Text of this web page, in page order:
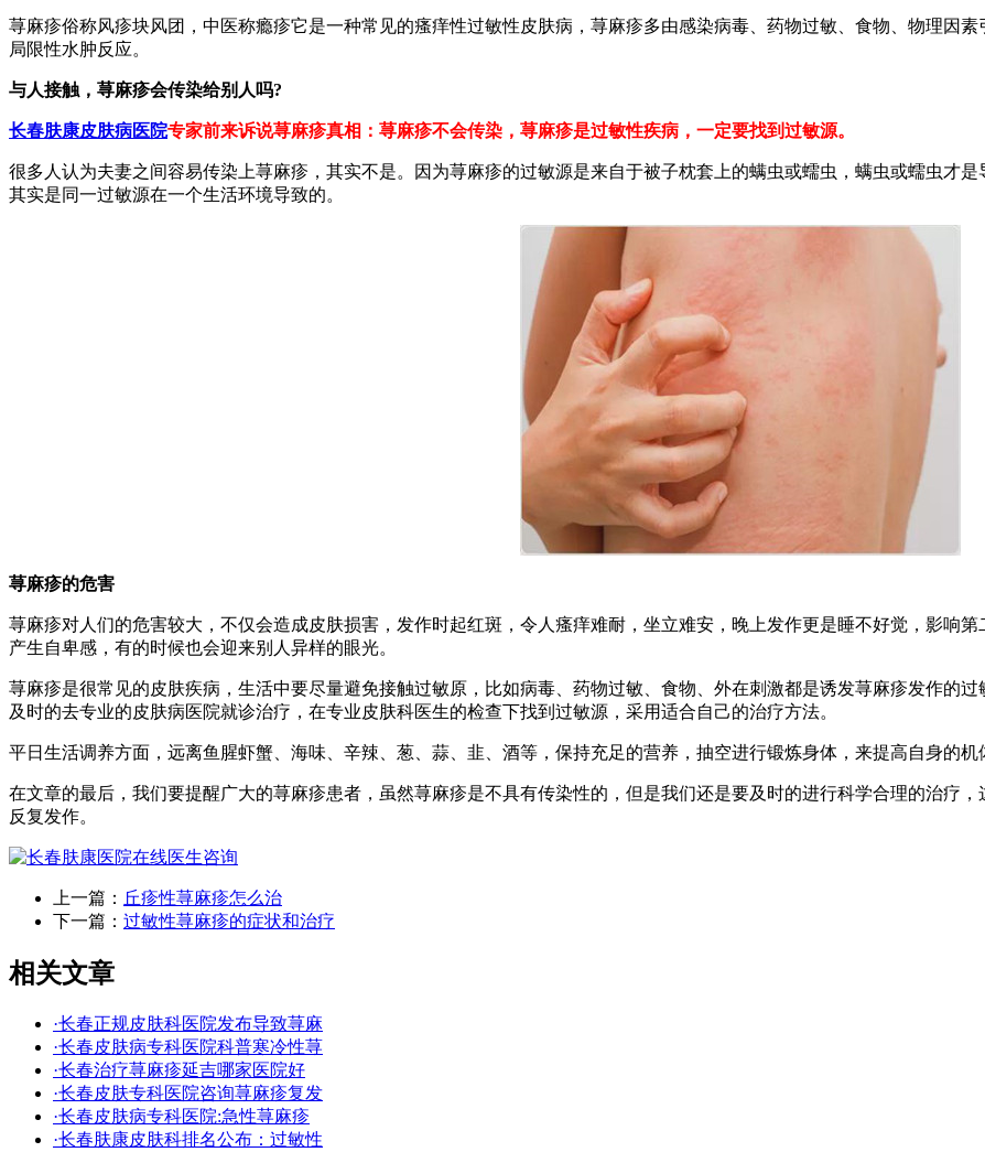
荨麻疹俗称风疹块风团，中医称瘾疹它是一种常见的瘙痒性过敏性皮肤病，荨麻疹多由感染病毒、药物过敏、食物、物理因
局限性水肿反应。
与人接触，荨麻疹会传染给别人吗?
长春肤康皮肤病医院专家前来诉说荨麻疹真相：荨麻疹不会传染，荨麻疹是过敏性疾病，一定要找到过敏源。
很多人认为夫妻之间容易传染上荨麻疹，其实不是。因为荨麻疹的过敏源是来自于被子枕套上的螨虫或蠕虫，螨虫或蠕虫才
其实是同一过敏源在一个生活环境导致的。
荨麻疹的危害
荨麻疹对人们的危害较大，不仅会造成皮肤损害，发作时起红斑，令人瘙痒难耐，坐立难安，晚上发作更是睡不好觉，影响
产生自卑感，有的时候也会迎来别人异样的眼光。
荨麻疹是很常见的皮肤疾病，生活中要尽量避免接触过敏原，比如病毒、药物过敏、食物、外在刺激都是诱发荨麻疹发作的
及时的去专业的皮肤病医院就诊治疗，在专业皮肤科医生的检查下找到过敏源，采用适合自己的治疗方法。
平日生活调养方面，远离鱼腥虾蟹、海味、辛辣、葱、蒜、韭、酒等，保持充足的营养，抽空进行锻炼身体，来提高自身的机
在文章的最后，我们要提醒广大的荨麻疹患者，虽然荨麻疹是不具有传染性的，但是我们还是要及时的进行科学合理的治疗
反复发作。
上一篇： 丘疹性荨麻疹怎么治
下一篇： 过敏性荨麻疹的症状和治疗
相关文章
·长春正规皮肤科医院发布导致荨麻
·长春皮肤病专科医院科普寒冷性荨
·长春治疗荨麻疹延吉哪家医院好
·长春皮肤专科医院咨询荨麻疹复发
·长春皮肤病专科医院:急性荨麻疹
·长春肤康皮肤科排名公布：过敏性